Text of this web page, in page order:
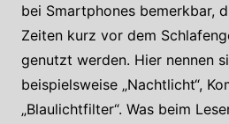
bei Smartphones bemerkbar,
Zeiten kurz vor dem
genutzt werden. Hier nennen
beispielsweise „Nachtlicht“,
„Blaulichtfilter“. Was beim